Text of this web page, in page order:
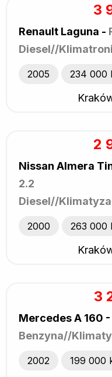
3
Renault Laguna -
Diesel//
2005 234 000
2
Nissan Almera
2.2
Diesel//
2000 263 000
3
Mercedes A 160 -
Benzyna//
2002 199 000